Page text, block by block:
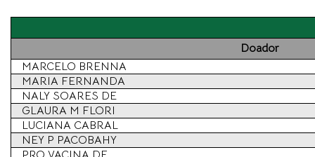
Doador
MARCELO BRENNA
MARIA FERNANDA
NALY SOARES DE
GLAURA M FLORI
LUCIANA CABRAL
NEY P PACOBAHY